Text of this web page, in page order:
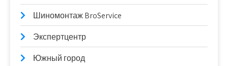
Шиномонтаж BroService
Экспертцентр
Южный город